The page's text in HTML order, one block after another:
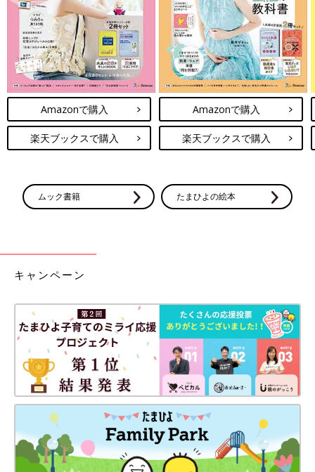
Amazonで購入
楽天ブックスで購入
Amazonで購入
楽天ブックスで購入
ムック書籍 たまひよの絵本
キャンペーン